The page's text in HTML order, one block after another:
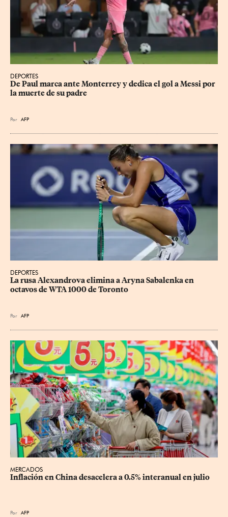
DEPORTES
De Paul marca ante Monterrey y dedica el gol a Messi por
la muerte de su padre
Por AFP
DEPORTES
La rusa Alexandrova elimina a Aryna Sabalenka en
octavos de WTA 1000 de Toronto
Por AFP
MERCADOS
Inflación en China desacelera a 0.5% interanual en julio
Por AFP